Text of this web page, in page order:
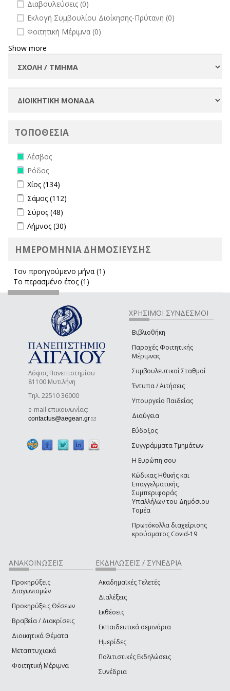
Διαβουλεύσεις (0)
undefined
Εκλογή Συμβουλίου Διοίκησης-Πρύτανη (0)
undefined
Φοιτητική Μέριμνα (0)
Show more
ΤΟΠΟΘΕΣΙΑ
Remove Λέσβος filter
Λέσβος
Remove Ρόδος filter
Ρόδος
Apply Χίος filter
Χίος (134)
Apply Σάμος filter
Σάμος (112)
Apply Σύρος filter
Σύρος (48)
Apply Λήμνος filter
Λήμνος (30)
ΗΜΕΡΟΜΗΝΙΑ ΔΗΜΟΣΙΕΥΣΗΣ
Τον προηγούμενο μήνα (1)
Το περασμένο έτος (1)
Λόφος Πανεπιστημίου
81100 Μυτιλήνη
Τηλ. 22510 36000
e-mail επικοινωνίας:
contactus@aegean.gr(link sends e-mail)
ΧΡΗΣΙΜΟΙ ΣΥΝΔΕΣΜΟΙ
Βιβλιοθήκη
Παροχές Φοιτητικής
Μέριμνας
Συμβουλευτικοί Σταθμοί
Έντυπα / Αιτήσεις
Υπουργείο Παιδείας
Διαύγεια
Εύδοξος
Συγγράμματα Τμημάτων
Η Ευρώπη σου
Κώδικας Ηθικής και
Επαγγελματικής
Συμπεριφοράς
Υπαλλήλων του Δημόσιου
Τομέα
Πρωτόκολλα διαχείρισης
κρούσματος Covid-19
ΑΝΑΚΟΙΝΩΣΕΙΣ
Προκηρύξεις
Διαγωνισμών
Προκηρύξεις Θέσεων
Βραβεία / Διακρίσεις
Διοικητικά Θέματα
Μεταπτυχιακά
Φοιτητική Μέριμνα
ΕΚΔΗΛΩΣΕΙΣ / ΣΥΝΕΔΡΙΑ
Ακαδημαϊκές Τελετές
Διαλέξεις
Εκθέσεις
Εκπαιδευτικά σεμινάρια
Ημερίδες
Πολιτιστικές Εκδηλώσεις
Συνέδρια